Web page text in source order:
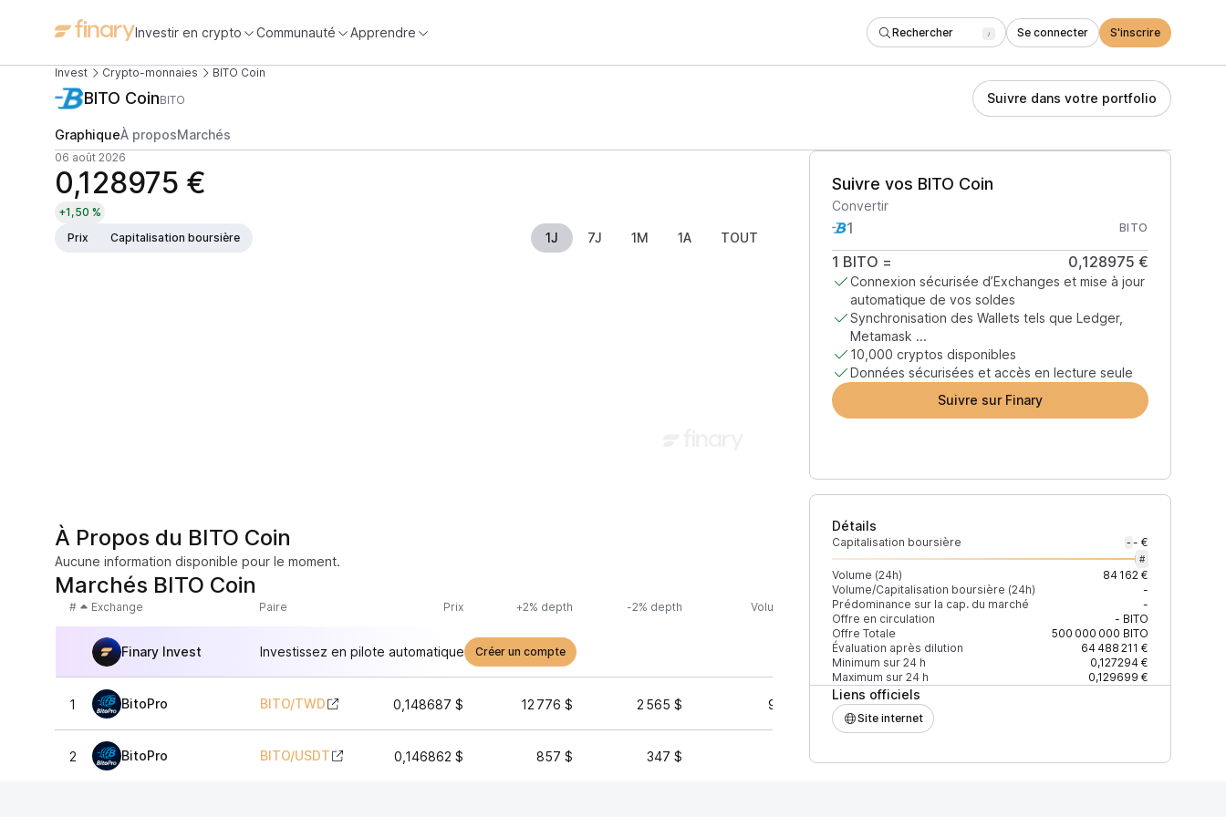
Investir en crypto Communauté Apprendre Rechercher / Se connecter S'inscrire
Invest Crypto-monnaies BITO Coin
BITO CoinBITO Suivre dans votre portfolio
GraphiqueÀ proposMarchés
06 août 2026
0,128975 €
+1,50 %
Prix
Capitalisation boursière 1J 7J 1M 1A TOUT
Suivre vos BITO Coin
Convertir
BITO
1 BITO = 0,128975 €
Connexion sécurisée d’Exchanges et mise à jour
automatique de vos soldes
Synchronisation des Wallets tels que Ledger,
Metamask ...
10,000 cryptos disponibles
Données sécurisées et accès en lecture seule
Suivre sur Finary
Détails
Capitalisation boursière - - €
#
Volume (24h)
84 162 €
Volume/Capitalisation boursière (24h)
-
Prédominance sur la cap. du marché
-
Offre en circulation
- BITO
Offre Totale
500 000 000 BITO
Évaluation après dilution
64 488 211 €
Minimum sur 24 h
0,127294 €
Maximum sur 24 h
0,129699 €
Liens officiels
Site internet
À Propos du BITO Coin
Aucune information disponible pour le moment.
Marchés BITO Coin
# Exchange Paire Prix +2% depth -2% depth Volume (24h) % du volume Confiance Mis à jour
Finary Invest Investissez en pilote automatique Créer un compte
1 BitoPro BITO/TWD 0,148687 $ 12 776 $ 2 565 $ 95 961 $ 98,93 %
2 BitoPro BITO/USDT 0,146862 $ 857 $ 347 $ 974 $